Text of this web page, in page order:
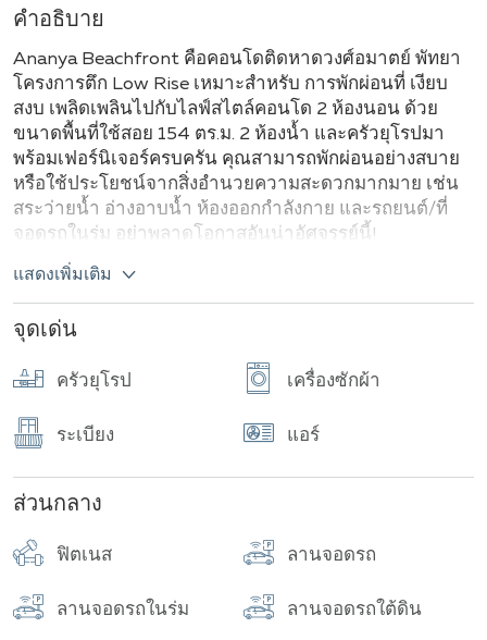
คำอธิบาย
Ananya Beachfront คือคอนโดติดหาดวงศ์อมาตย์ พัทยา
โครงการตึก Low Rise เหมาะสำหรับ การพักผ่อนที่ เงียบ
สงบ เพลิดเพลินไปกับไลฟ์สไตล์คอนโด 2 ห้องนอน ด้วย
ขนาดพื้นที่ใช้สอย 154 ตร.ม. 2 ห้องน้ำ และครัวยุโรปมา
พร้อมเฟอร์นิเจอร์ครบครัน คุณสามารถพักผ่อนอย่างสบาย
หรือใช้ประโยชน์จากสิ่งอำนวยความสะดวกมากมาย เช่น
สระว่ายน้ำ อ่างอาบน้ำ ห้องออกกำลังกาย และรถยนต์/ที่
จอดรถในร่ม อย่าพลาดโอกาสอันน่าอัศจรรย์นี้!
แสดงเพิ่มเติม
จุดเด่น
ครัวยุโรป เครื่องซักผ้า
ระเบียง แอร์
ส่วนกลาง
ฟิตเนส ลานจอดรถ
ลานจอดรถในร่ม ลานจอดรถใต้ดิน